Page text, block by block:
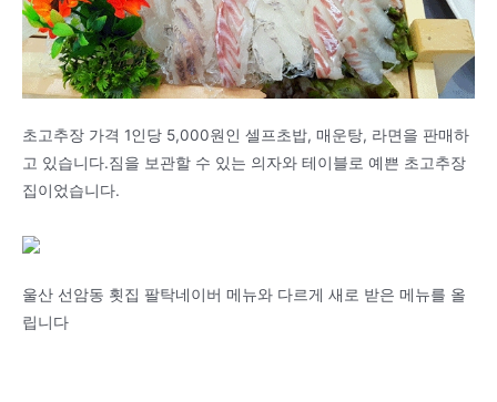
초고추장 가격 1인당 5,000원인 셀프초밥, 매운탕, 라면을 판매하
고 있습니다.짐을 보관할 수 있는 의자와 테이블로 예쁜 초고추장
집이었습니다.
울산 선암동 횟집 팔탁네이버 메뉴와 다르게 새로 받은 메뉴를 올
립니다